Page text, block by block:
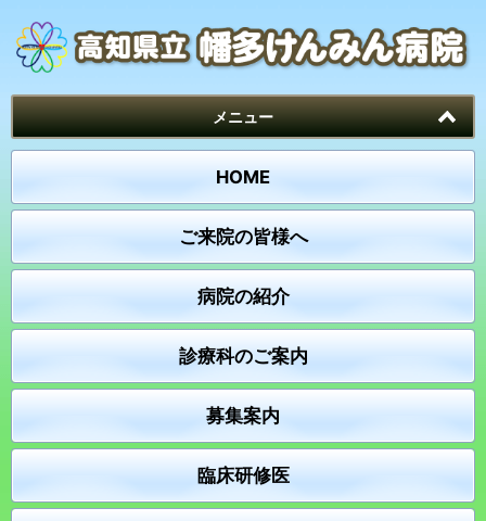
メニュー
HOME
ご来院の皆様へ
病院の紹介
診療科のご案内
募集案内
臨床研修医